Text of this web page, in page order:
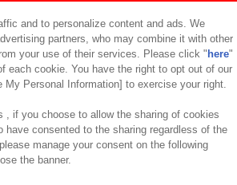
について カスタマーハラスメント対応方針
and to personalize content and ads. We
partners, who may combine it with other
your use of their services. Please click " here"
each cookie. You have the right to opt out of our
Personal Information] to exercise your right.
, if you choose to allow the sharing of cookies
have consented to the sharing regardless of the
manage your consent on the following
the banner.